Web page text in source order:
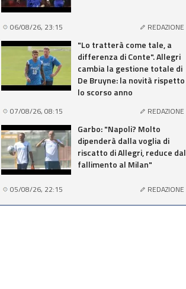
06/08/26, 23:15 REDAZIONE
"Lo tratterà come tale, a
differenza di Conte". Allegri
cambia la gestione totale di
De Bruyne: la novità rispetto
lo scorso anno
07/08/26, 08:15 REDAZIONE
Garbo: "Napoli? Molto
dipenderà dalla voglia di
riscatto di Allegri, reduce dal
fallimento al Milan"
05/08/26, 22:15 REDAZIONE